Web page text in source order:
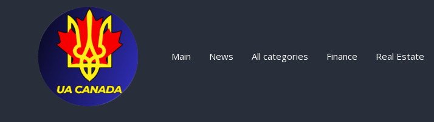
Main News All categories Finance Real Estate